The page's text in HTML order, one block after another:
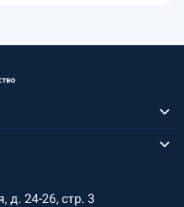
д. 24-26, стр. 3